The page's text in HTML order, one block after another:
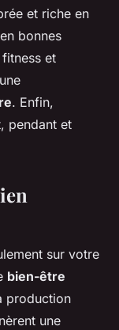
et riche en
bonnes
et
. Enfin,
pendant et
sur votre
bien-être
production
une